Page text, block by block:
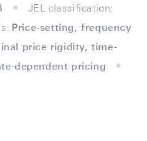
JEL classification:
Price-setting, frequency
price rigidity, time-
dependent pricing